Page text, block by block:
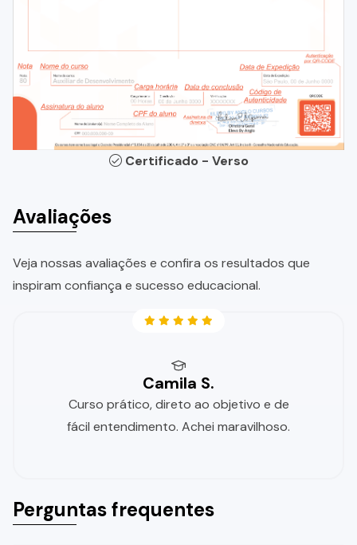
Certificado - Verso
Avaliações
Veja nossas avaliações e confira os resultados que
inspiram confiança e sucesso educacional.
Camila S.
Curso prático, direto ao objetivo e de
fácil entendimento. Achei maravilhoso.
Perguntas frequentes